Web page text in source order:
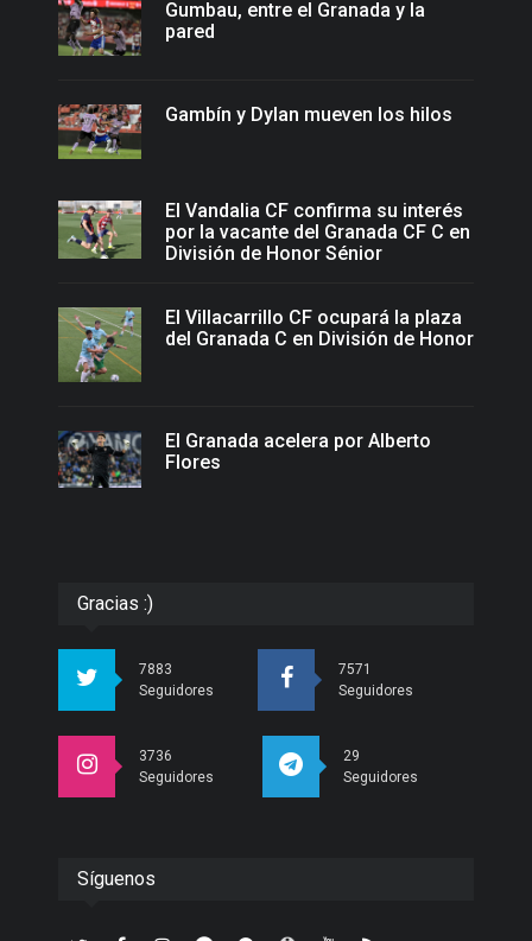
Gumbau, entre el Granada y la
pared
Gambín y Dylan mueven los hilos
El Vandalia CF confirma su interés
por la vacante del Granada CF C en
División de Honor Sénior
El Villacarrillo CF ocupará la plaza
del Granada C en División de Honor
El Granada acelera por Alberto
Flores
Gracias :)
7883
Seguidores
7571
Seguidores
3736
Seguidores
29
Seguidores
Síguenos